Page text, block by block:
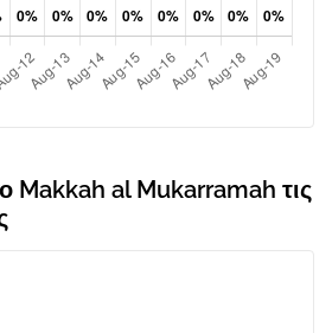
Makkah al Mukarramah τις